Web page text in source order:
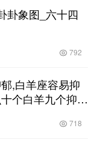
卦象图_六十四
792
,白羊座容易抑
个白羊九个抑
718